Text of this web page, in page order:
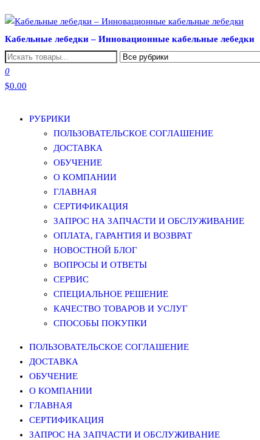
к
содержимому
Кабельные лебедки – Инновационные кабельные лебедки
0
$0.00
РУБРИКИ
ПОЛЬЗОВАТЕЛЬСКОЕ СОГЛАШЕНИЕ
ДОСТАВКА
ОБУЧЕНИЕ
О КОМПАНИИ
ГЛАВНАЯ
СЕРТИФИКАЦИЯ
ЗАПРОС НА ЗАПЧАСТИ И ОБСЛУЖИВАНИЕ
ОПЛАТА, ГАРАНТИЯ И ВОЗВРАТ
НОВОСТНОЙ БЛОГ
ВОПРОСЫ И ОТВЕТЫ
СЕРВИС
СПЕЦИАЛЬНОЕ РЕШЕНИЕ
КАЧЕСТВО ТОВАРОВ И УСЛУГ
СПОСОБЫ ПОКУПКИ
ПОЛЬЗОВАТЕЛЬСКОЕ СОГЛАШЕНИЕ
ДОСТАВКА
ОБУЧЕНИЕ
О КОМПАНИИ
ГЛАВНАЯ
СЕРТИФИКАЦИЯ
ЗАПРОС НА ЗАПЧАСТИ И ОБСЛУЖИВАНИЕ